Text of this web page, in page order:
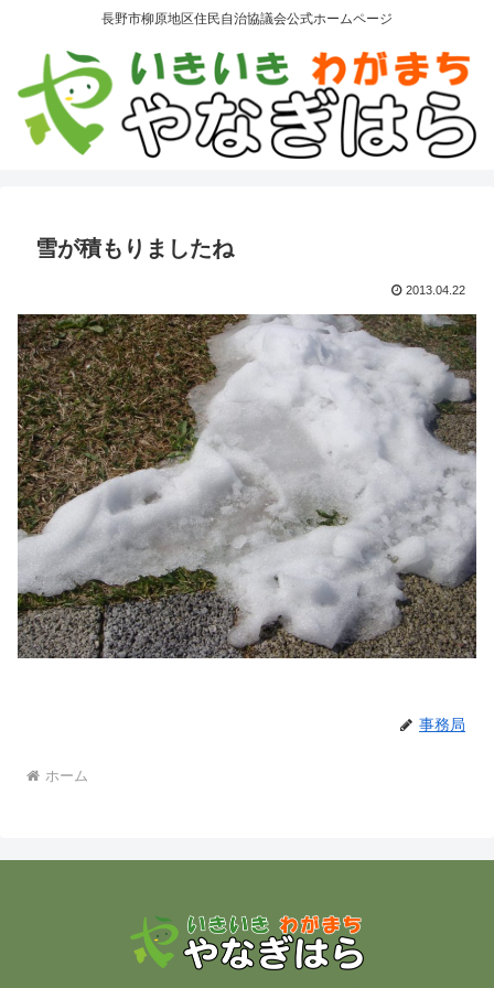
長野市柳原地区住民自治協議会公式ホームページ
雪が積もりましたね
2013.04.22
事務局
ホーム